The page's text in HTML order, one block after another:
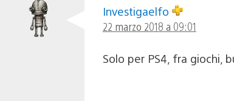
Investigaelfo
22 marzo 2018 a 09:01
Solo per PS4, fra giochi,